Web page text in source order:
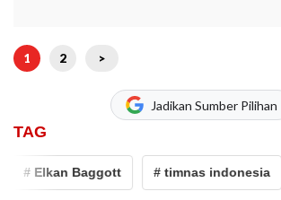
1 2 >
Jadikan Sumber Pilihan
TAG
# Elkan Baggott # timnas indonesia